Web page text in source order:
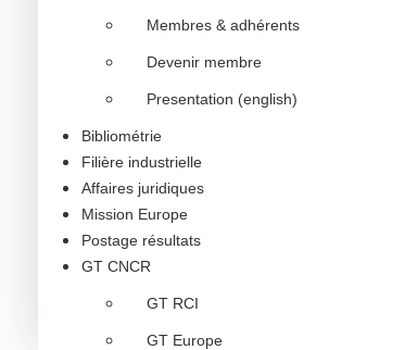
Membres & adhérents
Devenir membre
Presentation (english)
Bibliométrie
Filière industrielle
Affaires juridiques
Mission Europe
Postage résultats
GT CNCR
GT RCI
GT Europe